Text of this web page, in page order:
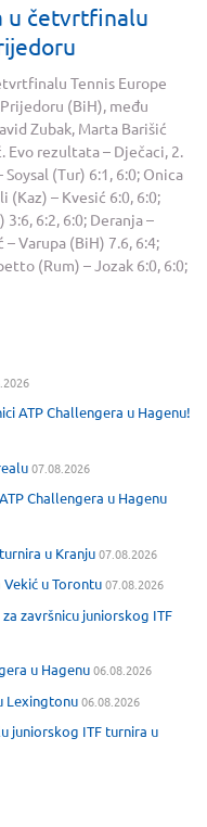
u četvrtfinalu
Tennis Europe
(BiH), među
Zubak, Marta Barišić
Evo rezultata – Dječaci, 2.
(Tur) 6:1, 6:0; Onica
(Kaz) – Kvesić 6:0, 6:0;
6:2, 6:0; Deranja –
– Varupa (BiH) 7.6, 6:4;
(Rum) – Jozak 6:0, 6:0;
ATP Challengera u Hagenu!
07.08.2026
Challengera u Hagenu
u Kranju07.08.2026
u Torontu07.08.2026
završnicu juniorskog ITF
u Hagenu06.08.2026
Lexingtonu06.08.2026
juniorskog ITF turnira u